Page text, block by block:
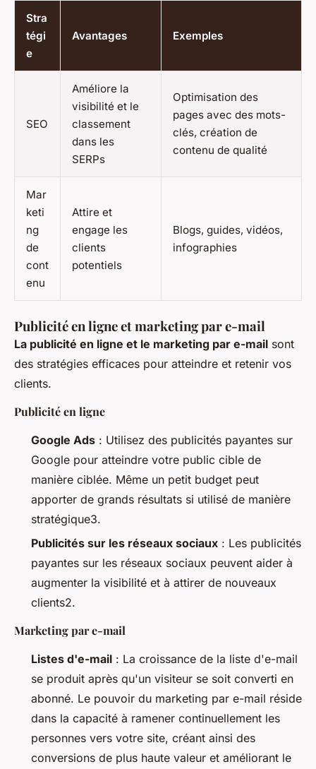
Stra
tégi
e
Avantages Exemples
SEO
Améliore la
visibilité et le
classement
dans les
SERPs
Optimisation des
pages avec des mots-
clés, création de
contenu de qualité
Mar
keti
ng
de
cont
enu
Attire et
engage les
clients
potentiels
Blogs, guides, vidéos,
infographies
Publicité en ligne et marketing par e-mail
La publicité en ligne et le marketing par e-mail sont
des stratégies efficaces pour atteindre et retenir vos
clients.
Publicité en ligne
Google Ads : Utilisez des publicités payantes sur
Google pour atteindre votre public cible de
manière ciblée. Même un petit budget peut
apporter de grands résultats si utilisé de manière
stratégique3.
Publicités sur les réseaux sociaux : Les publicités
payantes sur les réseaux sociaux peuvent aider à
augmenter la visibilité et à attirer de nouveaux
clients2.
Marketing par e-mail
Listes d'e-mail : La croissance de la liste d'e-mail
se produit après qu'un visiteur se soit converti en
abonné. Le pouvoir du marketing par e-mail réside
dans la capacité à ramener continuellement les
personnes vers votre site, créant ainsi des
conversions de plus haute valeur et améliorant le